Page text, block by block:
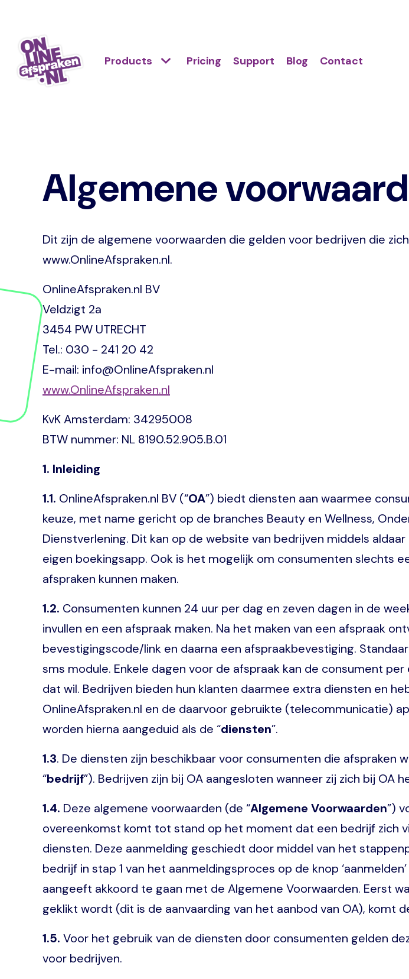
main
content
links
Hoofdnavigatie
Primair
Products Pricing Support Blog Contact
Algemene
Dit zijn de algemene voorwaarden die gelden voor bedrijven die
www.OnlineAfspraken.nl.
OnlineAfspraken.nl BV
Veldzigt 2a
3454 PW UTRECHT
Tel.: 030 - 241 20 42
E-mail: info@OnlineAfspraken.nl
www.OnlineAfspraken.nl
KvK Amsterdam: 34295008
BTW nummer: NL 8190.52.905.B.01
1. Inleiding
1.1. OnlineAfspraken.nl BV (“OA”) biedt diensten aan waarmee
keuze, met name gericht op de branches Beauty en Wellness,
Dienstverlening. Dit kan op de website van bedrijven middels
eigen boekingsapp. Ook is het mogelijk om consumenten slechts
afspraken kunnen maken.
1.2. Consumenten kunnen 24 uur per dag en zeven dagen in de
invullen en een afspraak maken. Na het maken van een afspraak
bevestigingscode/link en daarna een afspraakbevestiging.
sms module. Enkele dagen voor de afspraak kan de consument
dat wil. Bedrijven bieden hun klanten daarmee extra diensten en
OnlineAfspraken.nl en de daarvoor gebruikte (telecommunicatie)
worden hierna aangeduid als de “diensten”.
1.3. De diensten zijn beschikbaar voor consumenten die afspraken
“bedrijf”). Bedrijven zijn bij OA aangesloten wanneer zij zich bij OA
1.4. Deze algemene voorwaarden (de “Algemene Voorwaarden”)
overeenkomst komt tot stand op het moment dat een bedrijf zich
diensten. Deze aanmelding geschiedt door middel van het
bedrijf in stap 1 van het aanmeldingsproces op de knop
aangeeft akkoord te gaan met de Algemene Voorwaarden. Eerst
geklikt wordt (dit is de aanvaarding van het aanbod van OA),
1.5. Voor het gebruik van de diensten door consumenten gelden
voor bedrijven.